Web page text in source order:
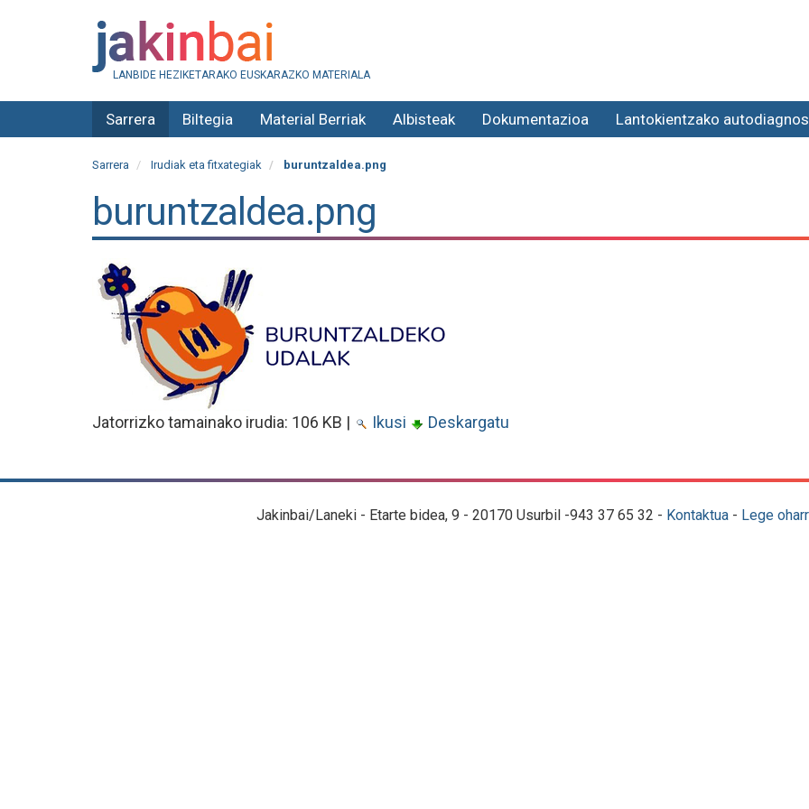
LANBIDE HEZIKETARAKO EUSKARAZKO MATERIALA
Sarrera Biltegia Material Berriak Albisteak Dokumentazioa Lantokientzako
Sarrera Irudiak eta fitxategiak buruntzaldea.png
buruntzaldea.png
Jatorrizko tamainako irudia: 106 KB | Ikusi Deskargatu
Jakinbai/Laneki - Etarte bidea, 9 - 20170 Usurbil -943 37 65 32 - Kontaktua- Lege